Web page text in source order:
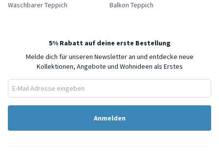
Waschbarer Teppich Balkon Teppich
5% Rabatt auf deine erste Bestellung
Melde dich für unseren Newsletter an und entdecke neue
Kollektionen, Angebote und Wohnideen als Erstes
Anmelden